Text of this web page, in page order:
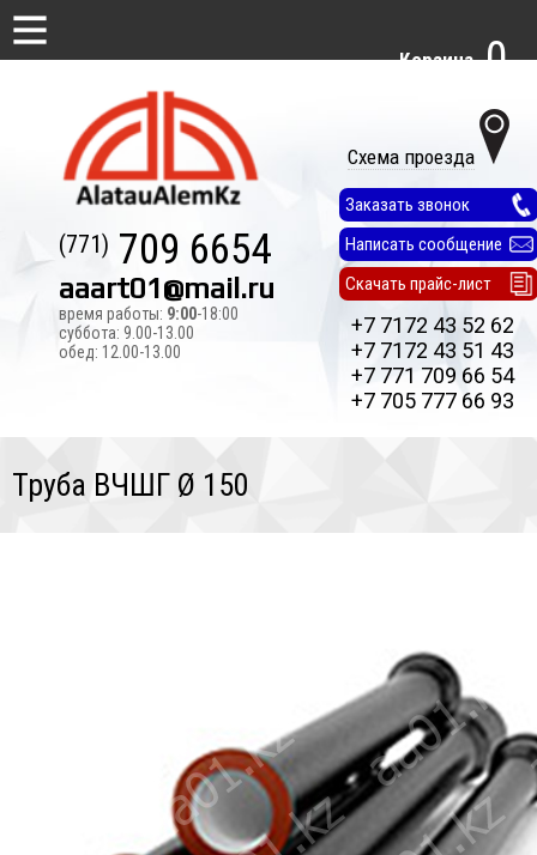
Схема проезда
(771) 709 6654
aaart01@mail.ru
время работы: 9:00-18:00
суббота: 9.00-13.00
обед: 12.00-13.00
Заказать звонок
Написать сообщение
Скачать прайс-лист
+7 7172 43 52 62
+7 7172 43 51 43
+7 771 709 66 54
+7 705 777 66 93
Корзина 0
Труба ВЧШГ Ø 150